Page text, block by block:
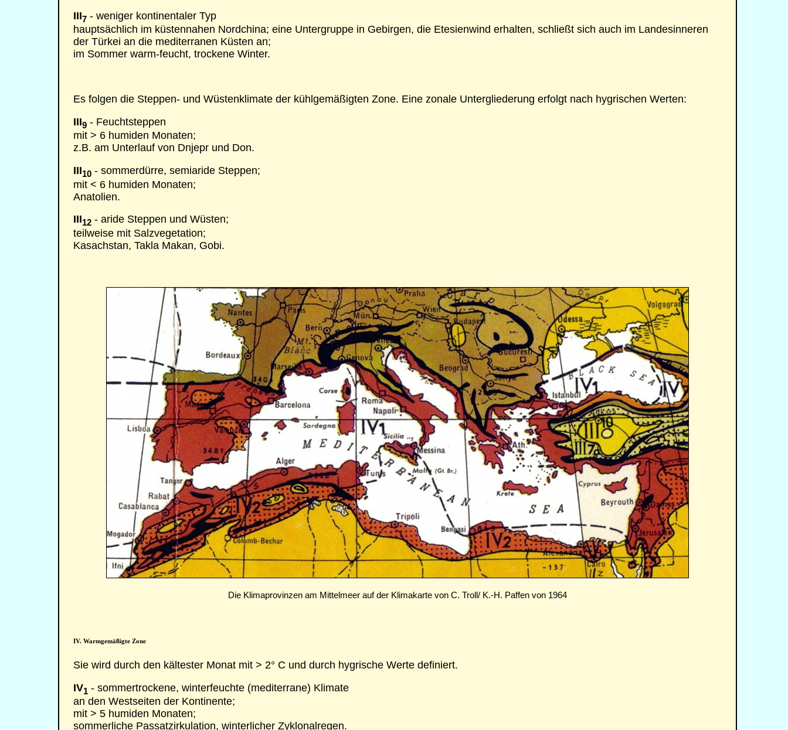
III7- weniger kontinentaler Typ
hauptsächlich im küstennahen Nordchina; eine Untergruppe in Gebirgen, die Etesienwind erhalten, schließt sich auch im Landesinneren
der Türkei an die mediterranen Küsten an;
im Sommer warm-feucht, trockene Winter.
Es folgen die Steppen- und Wüstenklimate der kühlgemäßigten Zone. Eine zonale Untergliederung erfolgt nach hygrischen Werten:
III9- Feuchtsteppen
mit > 6 humiden Monaten;
z.B. am Unterlauf von Dnjepr und Don.
III10- sommerdürre, semiaride Steppen;
mit < 6 humiden Monaten;
Anatolien.
III12- aride Steppen und Wüsten;
teilweise mit Salzvegetation;
Kasachstan, Takla Makan, Gobi.
Die Klimaprovinzen am Mittelmeer auf der Klimakarte von C. Troll/ K.-H. Paffen von 1964
IV. Warmgemäßigte Zone
Sie wird durch den kältester Monat mit > 2° C und durch hygrische Werte definiert.
IV1 - sommertrockene, winterfeuchte (mediterrane) Klimate
an den Westseiten der Kontinente;
mit > 5 humiden Monaten;
sommerliche Passatzirkulation, winterlicher Zyklonalregen.